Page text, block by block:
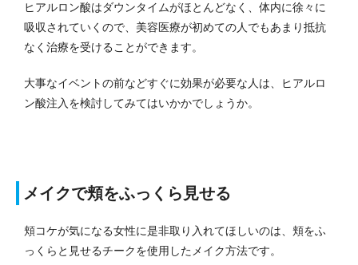
ヒアルロン酸はダウンタイムがほとんどなく、体内に徐々に
吸収されていくので、美容医療が初めての人でもあまり抵抗
なく治療を受けることができます。
大事なイベントの前などすぐに効果が必要な人は、ヒアルロ
ン酸注入を検討してみてはいかかでしょうか。
メイクで頬をふっくら見せる
頬コケが気になる女性に是非取り入れてほしいのは、頬をふ
っくらと見せるチークを使用したメイク方法です。